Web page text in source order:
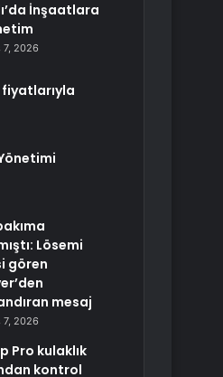
İnşaatlara
7, 2026
fiyatlarıyla
Lösemi
gören
mesaj
7, 2026
Pro kulaklık
kontrol